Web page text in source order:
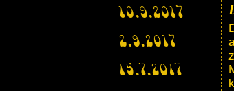
10.9.2017
2.9.2017
15.7.2017